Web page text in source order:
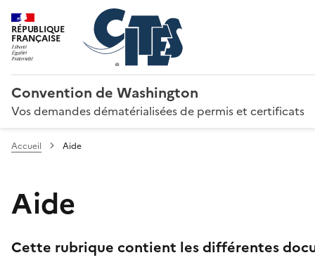
RÉPUBLIQUE
FRANÇAISE
Convention de Washington
Vos demandes dématérialisées de permis et certificats
Accueil Aide
Aide
Cette rubrique contient les différentes